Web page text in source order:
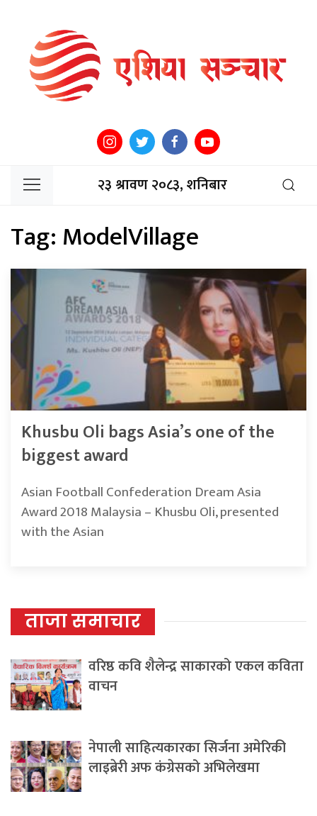
२३ श्रावण २०८३, शनिबार
Tag: ModelVillage
Khusbu Oli bags Asia’s one of the
biggest award
Asian Football Confederation Dream Asia
Award 2018 Malaysia – Khusbu Oli, presented
with the Asian
ताजा समाचार
वरिष्ठ कवि शैलेन्द्र साकारको एकल कविता
वाचन
नेपाली साहित्यकारका सिर्जना अमेरिकी
लाइब्रेरी अफ कंग्रेसको अभिलेखमा